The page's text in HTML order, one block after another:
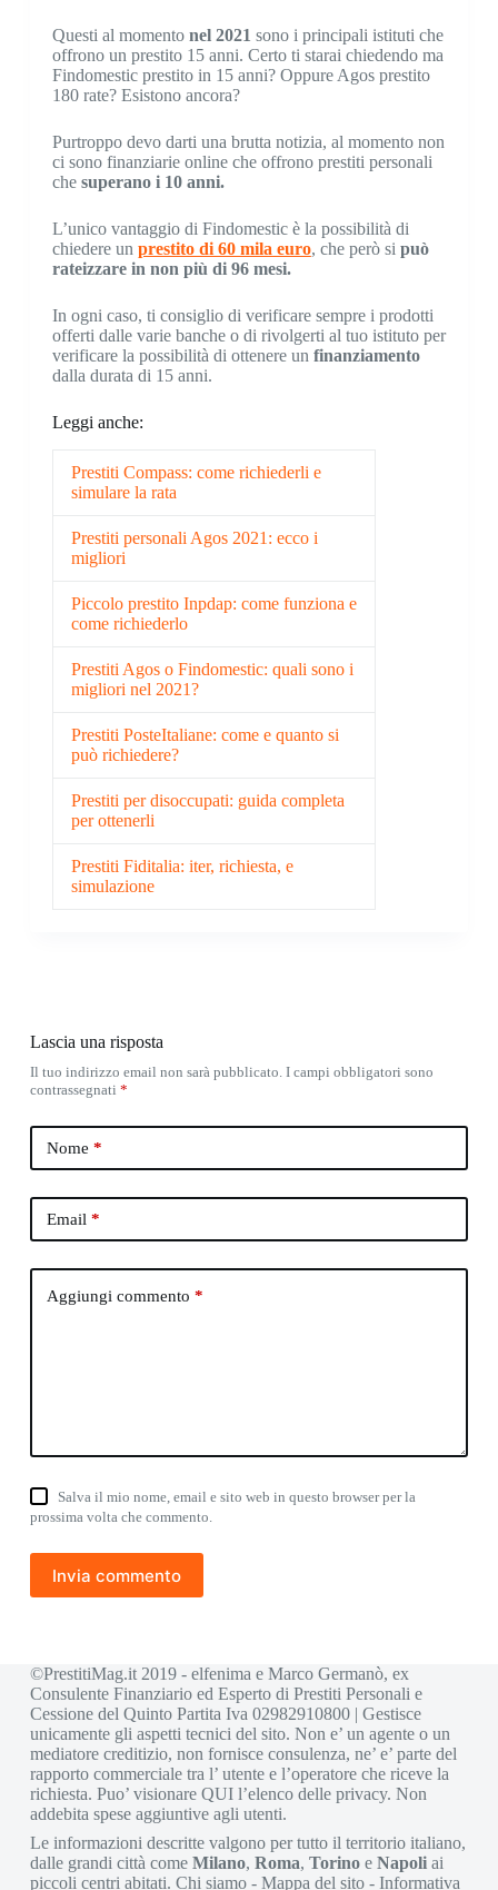
Questi al momentonel 2021 sono i principali istituti che
offrono un prestito 15 anni. Certo ti starai chiedendo ma
Findomestic prestito in 15 anni? Oppure Agos prestito
180 rate? Esistono ancora?
Purtroppo devo darti una brutta notizia, al momento non
ci sono finanziarie online che offrono prestiti personali
che superano i 10 anni.
L’unico vantaggio di Findomestic è la possibilità di
chiedere un prestito di 60 mila euro, che però si può
rateizzare in non più di 96 mesi.
In ogni caso, ti consiglio di verificare sempre i prodotti
offerti dalle varie banche o di rivolgerti al tuo istituto per
verificare la possibilità di ottenere un finanziamento
dalla durata di 15 anni.
Leggi anche:
Prestiti Compass: come richiederli e
simulare la rata
Prestiti personali Agos 2021: ecco i
migliori
Piccolo prestito Inpdap: come funziona e
come richiederlo
Prestiti Agos o Findomestic: quali sono i
migliori nel 2021?
Prestiti PosteItaliane: come e quanto si
può richiedere?
Prestiti per disoccupati: guida completa
per ottenerli
Prestiti Fiditalia: iter, richiesta, e
simulazione
Lascia una risposta
Il tuo indirizzo email non sarà pubblicato. I campi obbligatori sono
contrassegnati *
Nome *
Email *
Aggiungi commento *
Salva il mio nome, email e sito web in questo browser per la
prossima volta che commento.
Invia commento
©PrestitiMag.it 2019 - elfenima e Marco Germanò, ex
Consulente Finanziario ed Esperto di Prestiti Personali e
Cessione del Quinto Partita Iva 02982910800 | Gestisce
unicamente gli aspetti tecnici del sito. Non e’ un agente o un
mediatore creditizio, non fornisce consulenza, ne’ e’ parte del
rapporto commerciale tra l’ utente e l’operatore che riceve la
richiesta. Puo’ visionare QUIl’elenco delle privacy. Non
addebita spese aggiuntive agli utenti.
Le informazioni descritte valgono per tutto il territorio italiano,
dalle grandi città come Milano, Roma, Torinoe Napoliai
piccoli centri abitati. Chi siamo- Mappa del sito- Informativa